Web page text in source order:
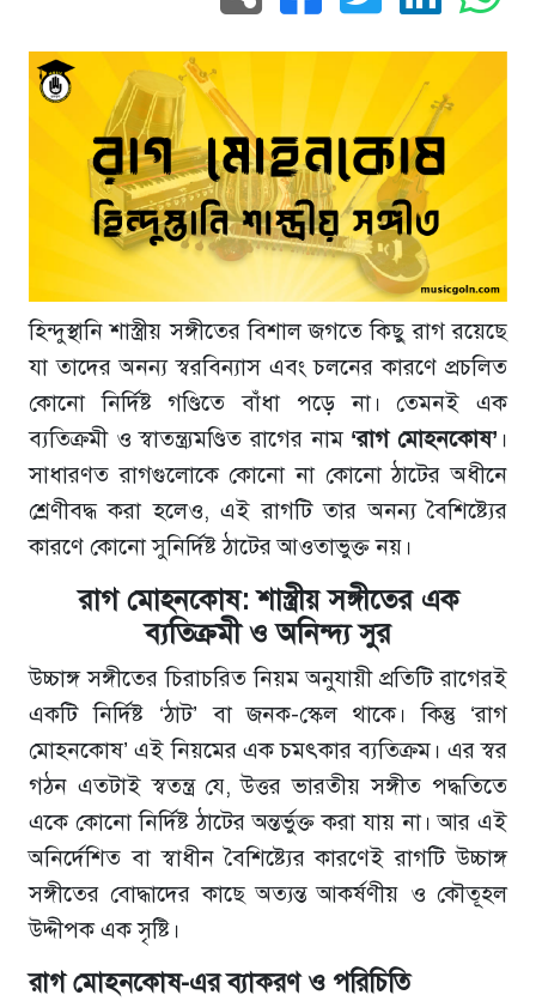
হিন্দুস্থানি শাস্ত্রীয় সঙ্গীতের বিশাল জগতে কিছু রাগ রয়েছে
যা তাদের অনন্য স্বরবিন্যাস এবং চলনের কারণে প্রচলিত
কোনো নির্দিষ্ট গণ্ডিতে বাঁধা পড়ে না। তেমনই এক
ব্যতিক্রমী ও স্বাতন্ত্র্যমণ্ডিত রাগের নাম ‘রাগ মোহনকোষ’ ।
সাধারণত রাগগুলোকে কোনো না কোনো ঠাটের অধীনে
শ্রেণীবদ্ধ করা হলেও, এই রাগটি তার অনন্য বৈশিষ্ট্যের
কারণে কোনো সুনির্দিষ্ট ঠাটের আওতাভুক্ত নয়।
রাগ মোহনকোষ: শাস্ত্রীয় সঙ্গীতের এক
ব্যতিক্রমী ও অনিন্দ্য সুর
উচ্চাঙ্গ সঙ্গীতের চিরাচরিত নিয়ম অনুযায়ী প্রতিটি রাগেরই
একটি নির্দিষ্ট ‘ঠাট’ বা জনক-স্কেল থাকে। কিন্তু ‘রাগ
মোহনকোষ’ এই নিয়মের এক চমৎকার ব্যতিক্রম। এর স্বর
গঠন এতটাই স্বতন্ত্র যে, উত্তর ভারতীয় সঙ্গীত পদ্ধতিতে
একে কোনো নির্দিষ্ট ঠাটের অন্তর্ভুক্ত করা যায় না। আর এই
অনির্দেশিত বা স্বাধীন বৈশিষ্ট্যের কারণেই রাগটি উচ্চাঙ্গ
সঙ্গীতের বোদ্ধাদের কাছে অত্যন্ত আকর্ষণীয় ও কৌতূহল
উদ্দীপক এক সৃষ্টি।
রাগ মোহনকোষ-এর ব্যাকরণ ও পরিচিতি